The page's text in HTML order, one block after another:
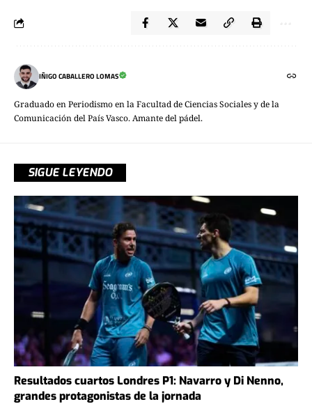
IÑIGO CABALLERO LOMAS
Graduado en Periodismo en la Facultad de Ciencias Sociales y de la
Comunicación del País Vasco. Amante del pádel.
SIGUE LEYENDO
Resultados cuartos Londres P1: Navarro y Di Nenno,
grandes protagonistas de la jornada